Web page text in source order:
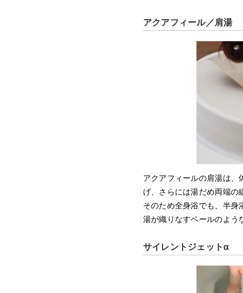
アクアフィール／肩湯
アクアフィールの肩湯は、
げ、さらには湯だめ両端の
そのため全身浴でも、半身
湯が織りなすベールのよう
サイレントジェットα